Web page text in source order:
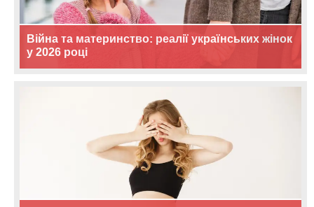
Війна та материнство: реалії українських жінок
у 2026 році